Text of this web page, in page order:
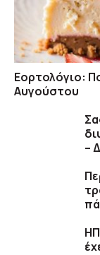
Εορτολόγιο:
Αυγούστου
–